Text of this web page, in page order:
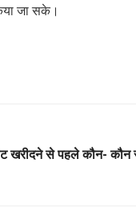
जा सके।
खरीदने से पहले कौन- कौन